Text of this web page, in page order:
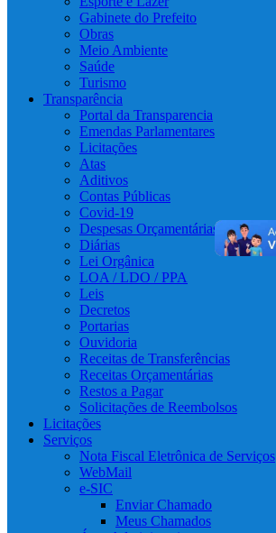
Gabinete do Prefeito
Obras
Meio Ambiente
Saúde
Turismo
Transparência
Portal da Transparencia
Emendas Parlamentares
Licitações
Atas
Aditivos
Contas Públicas
Covid-19
Despesas Orçamentárias
Diárias
Lei Orgânica
LOA / LDO / PPA
Leis
Decretos
Portarias
Ouvidoria
Receitas de Transferências
Receitas Orçamentárias
Restos a Pagar
Solicitações de Reembolsos
Licitações
Serviços
Nota Fiscal Eletrônica de Serviços
WebMail
e-SIC
Enviar Chamado
Meus Chamados